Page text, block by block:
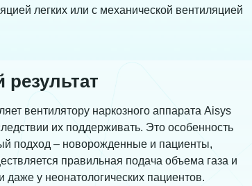
легких или с механической вентиляцией
вентилятору наркозного аппарата Aisys
их поддерживать. Это особенность
подход – новорожденные и пациенты,
правильная подача объема газа и
у неонатологических пациентов.